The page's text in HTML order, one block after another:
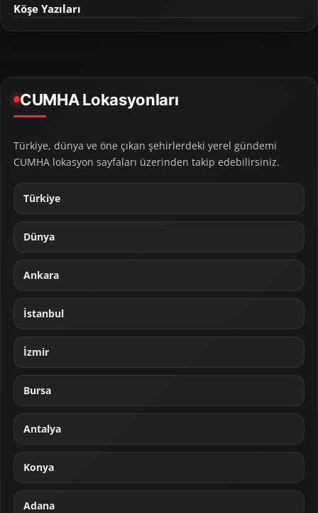
Köşe Yazıları
CUMHA Lokasyonları
Türkiye, dünya ve öne çıkan şehirlerdeki yerel gündemi
CUMHA lokasyon sayfaları üzerinden takip edebilirsiniz.
Türkiye
Dünya
Ankara
İstanbul
İzmir
Bursa
Antalya
Konya
Adana